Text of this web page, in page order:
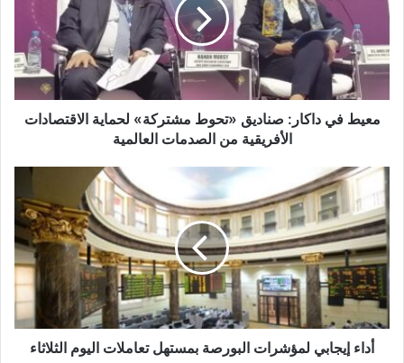
«تحوط
مشتركة»
لحماية
الاقتصادات
الأفريقية
منمعيط في داكار: صناديق «تحوط مشتركة» لحماية الاقتصادات
الأفريقية من الصدمات العالمية
أداء
إيجابي
لمؤشرات
البورصة
بمستهل
تعاملات
اليوم
الثلاثاء
أداء إيجابي لمؤشرات البورصة بمستهل تعاملات اليوم الثلاثاء